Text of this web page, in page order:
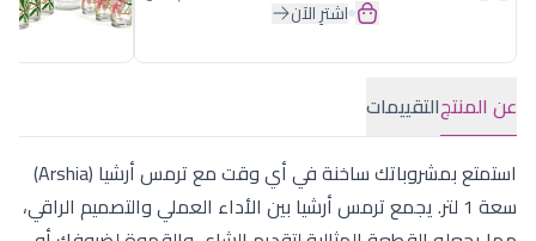
اشترِ الآن
عن المنتجالتقييمات
استمتع بمشروباتك ساخنة في أي وقت مع ترمس أرشيا (Arshia)
سعة 1 لتر. يجمع ترمس أرشيا بين الأداء العملي والتصميم الراقي،